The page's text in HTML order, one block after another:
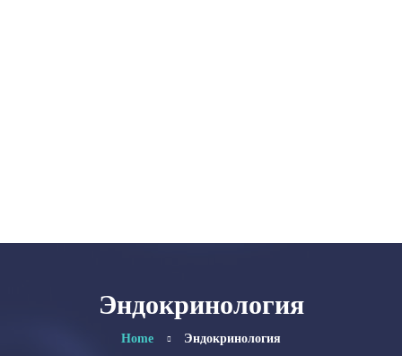
Эндокринология
Home Эндокринология